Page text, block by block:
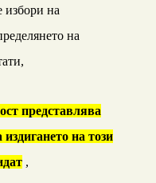
избори на
на
,
представлява
на този
,